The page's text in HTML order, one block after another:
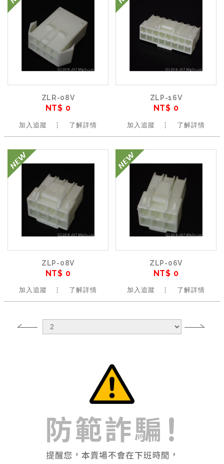
ZLR-08V
NT$ 0
加入追蹤 了解詳情
ZLP-16V
NT$ 0
加入追蹤 了解詳情
ZLP-08V
NT$ 0
加入追蹤 了解詳情
ZLP-06V
NT$ 0
加入追蹤 了解詳情